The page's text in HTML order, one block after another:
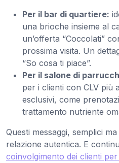
Per il bar di quartiere:
una brioche insieme al
un’offerta “Coccolati”
prossima visita. Un
“So cosa ti piace”.
Per il salone di
per i clienti con CLV più
esclusivi, come
trattamento nutriente
Questi messaggi, semplici
relazione autentica. E
coinvolgimento dei clienti